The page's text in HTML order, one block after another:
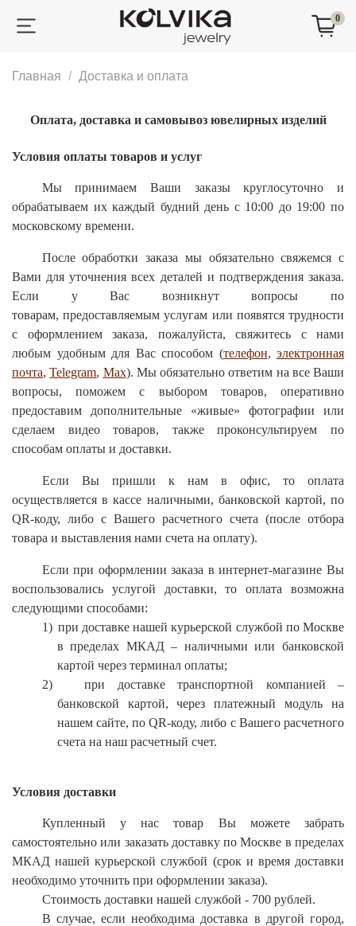
0
Главная Доставка и оплата
Оплата, доставка и самовывоз ювелирных изделий
Условия оплаты товаров и услуг
Мы принимаем Ваши заказы круглосуточно и
обрабатываем их каждый будний день с 10:00 до 19:00 по
московскому времени.
После обработки заказа мы обязательно свяжемся с
Вами для уточнения всех деталей и подтверждения заказа.
Если у Вас возникнут вопросы по
товарам, предоставляемым услугам или появятся трудности
с оформлением заказа, пожалуйста, свяжитесь с нами
любым удобным для Вас способом (телефон, электронная
почта,Telegram, Max). Мы обязательно ответим на все Ваши
вопросы, поможем с выбором товаров, оперативно
предоставим дополнительные «живые» фотографии или
сделаем видео товаров, также проконсультируем по
способам оплаты и доставки.
Если Вы пришли к нам в офис, то оплата
осуществляется в кассе наличными, банковской картой, по
QR-коду, либо с Вашего расчетного счета (после отбора
товара и выставления нами счета на оплату).
Если при оформлении заказа в интернет-магазине Вы
воспользовались услугой доставки, то оплата возможна
следующими способами:
1) при доставке нашей курьерской службой по Москве
в пределах МКАД – наличными или банковской
картой через терминал оплаты;
2)
при доставке транспортной компанией –
банковской картой, через платежный модуль на
нашем сайте, поQR-коду, либо с Вашего расчетного
счета на наш расчетный счет.
Условия доставки
Купленный у нас товар Вы можете забрать
самостоятельно или заказать доставку по Москве в пределах
МКАД нашей курьерской службой (срок и время доставки
необходимо уточнить при оформлении заказа).
Стоимость доставки нашей службой - 700 рублей.
В случае, если необходима доставка в другой город,